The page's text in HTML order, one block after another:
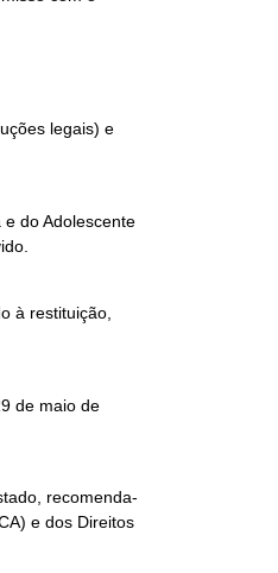
legais) e
do Adolescente
à restituição,
de maio de
recomenda-
e dos Direitos